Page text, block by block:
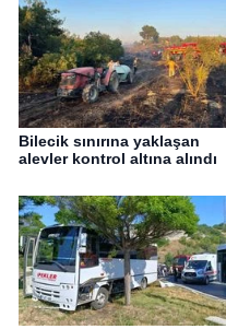
Bilecik sınırına yaklaşan
alevler kontrol altına alındı